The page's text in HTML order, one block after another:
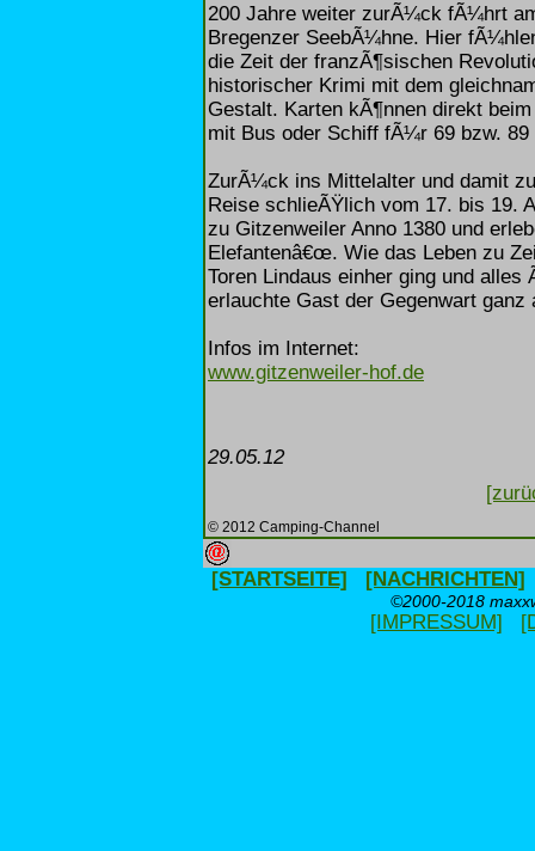
200 Jahre weiter zurÃ¼ck fÃ¼hrt
Bregenzer SeebÃ¼hne. Hier
die Zeit der franzÃ¶sischen
historischer Krimi mit dem
Gestalt. Karten kÃ¶nnen direkt
mit Bus oder Schiff fÃ¼r 69 bzw.
ZurÃ¼ck ins Mittelalter und damit
Reise schlieÃŸlich vom 17. bis 19.
zu Gitzenweiler Anno 1380 und
Elefantenâ€œ. Wie das Leben zu
Toren Lindaus einher ging und
erlauchte Gast der Gegenwart
Infos im Internet:
www.gitzenweiler-hof.de
29.05.12
© 2012 Camping-Channel
[STARTSEITE] [NACHRICHTEN]
©2000-2018
[IMPRESSUM]